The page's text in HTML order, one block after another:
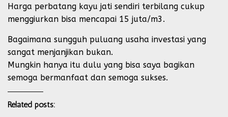
Harga perbatang kayu jati sendiri terbilang cukup
menggiurkan bisa mencapai 15 juta/m3.
Bagaimana sungguh puluang usaha investasi yang
sangat menjanjikan bukan.
Mungkin hanya itu dulu yang bisa saya bagikan
semoga bermanfaat dan semoga sukses.
Related posts: